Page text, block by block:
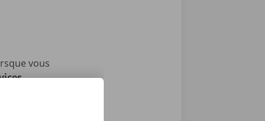
vous
de